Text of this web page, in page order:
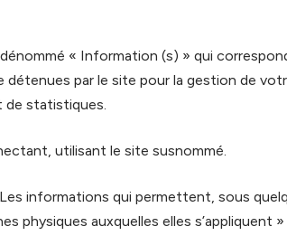
« Information (s) » qui
détenues par le site pour la gestion de
de statistiques.
utilisant le site susnommé.
informations qui permettent, sous
physiques auxquelles elles s’appliquent